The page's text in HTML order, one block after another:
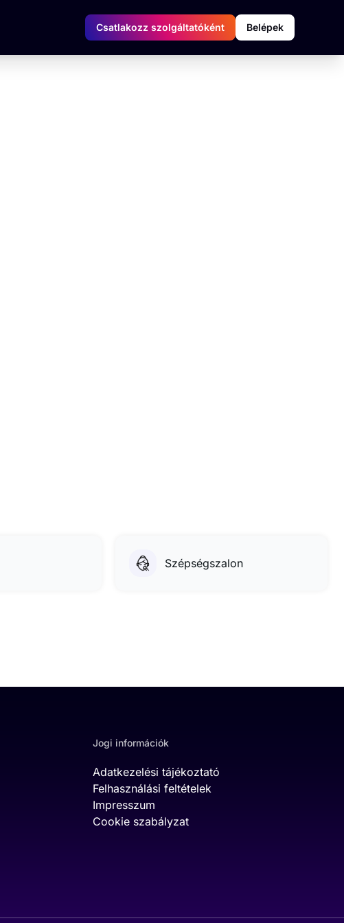
Csatlakozz szolgáltatóként Belépek
Szépségszalon
Jogi információk
Adatkezelési tájékoztató
Felhasználási feltételek
Impresszum
Cookie szabályzat